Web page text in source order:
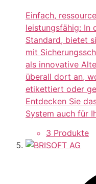
Einfach,
leistungsfähig: In
Standard, bietet
mit
als innovative
überall dort an,
etikettiert oder
Entdecken Sie
System auch für
3 Produkte